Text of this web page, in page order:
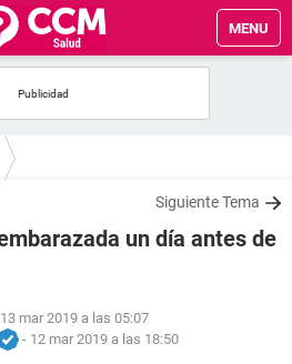
MENU
Siguiente Tema
un día antes de
mar 2019 a las 05:07
- 12 mar 2019 a las 18:50